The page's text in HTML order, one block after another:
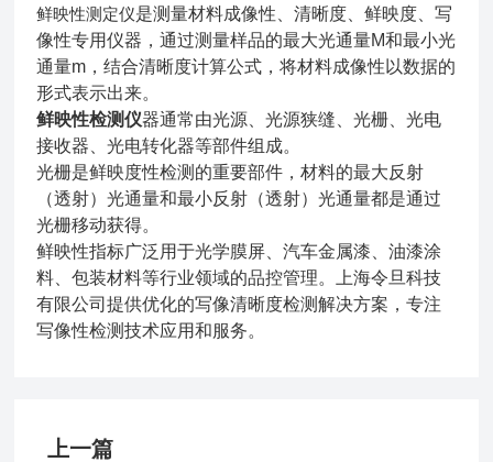
鲜映性测定仪是测量材料成像性、清晰度、鲜映度、写
像性专用仪器，通过测量样品的最大光通量M和最小光
通量m，结合清晰度计算公式，将材料成像性以数据的
形式表示出来。
鲜映性检测仪器通常由光源、光源狭缝、光栅、光电
接收器、光电转化器等部件组成。
光栅是鲜映度性检测的重要部件，材料的最大反射
（透射）光通量和最小反射（透射）光通量都是通过
光栅移动获得。
鲜映性指标广泛用于光学膜屏、汽车金属漆、油漆涂
料、包装材料等行业领域的品控管理。上海令旦科技
有限公司提供优化的写像清晰度检测解决方案，专注
写像性检测技术应用和服务。
上一篇